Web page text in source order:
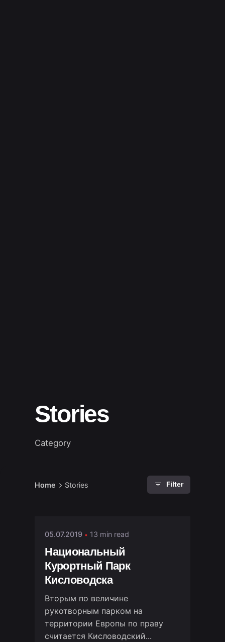
Stories
Category
Home Stories Filter
05.07.2019 13 min read
Национальный
Курортный Парк
Кисловодска
Вторым по величине
рукотворным парком на
территории Европы по праву
считается Кисловодский...